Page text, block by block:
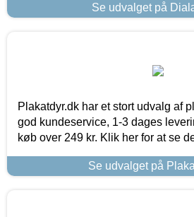
Se udvalget på
Plakatdyr.dk har et stort udvalg af
god kundeservice, 1-3 dages
køb over 249 kr. Klik her for at se
Se udvalget på